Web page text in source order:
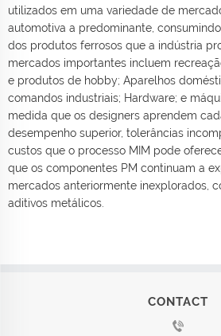
utilizados em uma variedade de
automotiva a predominante,
dos produtos ferrosos que a indústria
mercados importantes incluem
e produtos de hobby; Aparelhos
comandos industriais; Hardware; e
medida que os designers aprendem
desempenho superior, tolerâncias
custos que o processo MIM pode
que os componentes PM continuam a
mercados anteriormente inexplorados,
aditivos metálicos.
CONTACT